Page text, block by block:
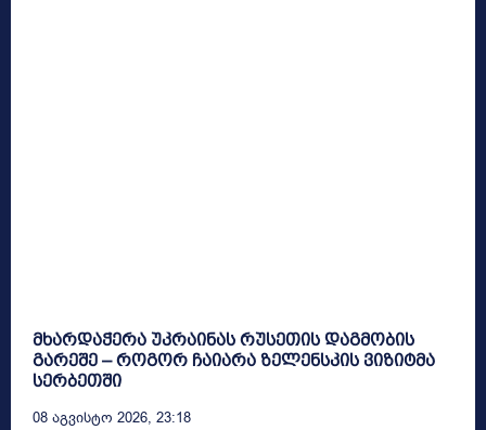
მხარდაჭერა უკრაინას რუსეთის დაგმობის
გარეშე – როგორ ჩაიარა ზელენსკის ვიზიტმა
სერბეთში
08 Აგვისტო 2026, 23:18